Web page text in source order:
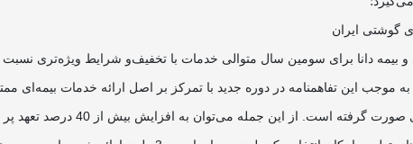
گوشتی ایران
و بیمه دانا برای سومین سال متوالی خدمات با تخفیف‌و شرایط ویژه‌تری
این تفاهمنامه در دوره جدید با تمرکز بر اصل ارائه خدمات بیمه‌ای
به افزایش بیش از 40 درصد تعهد پر مصرف دنداپزشکی نسبت به دوره قبل اشاره کرد.